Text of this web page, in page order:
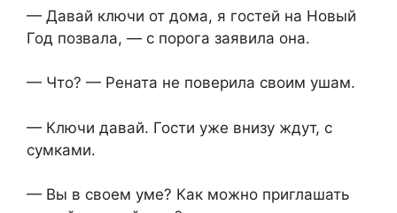
— Давай ключи от дома, я гостей на Новый
Год позвала, — с порога заявила она.
— Что? — Рената не поверила своим ушам.
— Ключи давай. Гости уже внизу ждут, с
сумками.
— Вы в своем уме? Как можно приглашать